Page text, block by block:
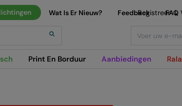
Print En Borduur Aanbiedingen
Wat Is Er Nieuw? Feedback FAQ
Registreer |